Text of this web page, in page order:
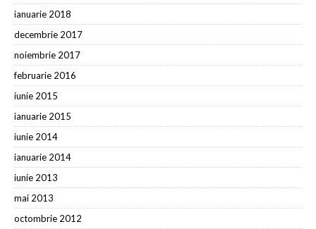
ianuarie 2018
decembrie 2017
noiembrie 2017
februarie 2016
iunie 2015
ianuarie 2015
iunie 2014
ianuarie 2014
iunie 2013
mai 2013
octombrie 2012